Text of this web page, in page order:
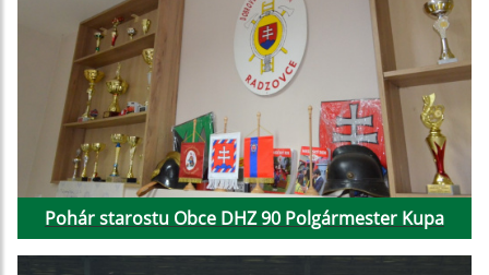
Pohár starostu Obce DHZ 90 Polgármester Kupa